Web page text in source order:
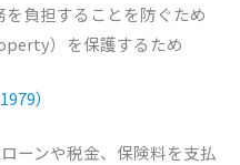
負担することを防ぐため
）を保護するため
）
ーンや税金、保険料を支払